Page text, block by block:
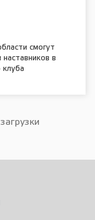
смогут
в
клуба